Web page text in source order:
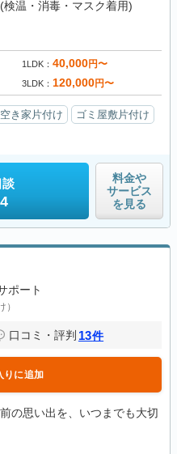
温・消毒・マスク着用)
1LDK 40,000円〜
3LDK 120,000円〜
空き家片付け
ゴミ屋敷片付け
料金や
サービス
を見る
ポート
）
口コミ・評判 13件
りに追加
の思い出を、いつまでも大切